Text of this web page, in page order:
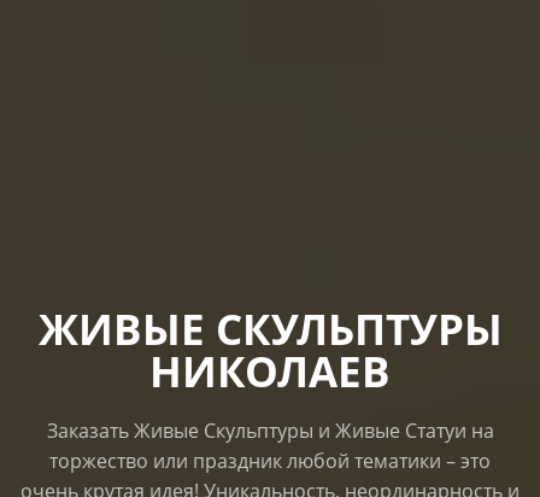
ЖИВЫЕ СКУЛЬПТУРЫ
НИКОЛАЕВ
Заказать Живые Скульптуры и Живые Статуи на
торжество или праздник любой тематики – это
очень крутая идея! Уникальность, неординарность и